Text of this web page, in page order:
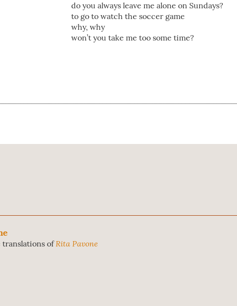
do you always leave me alone on Sundays?
to go to watch the soccer game
why, why
won’t you take me too some time?
translations ofRita Pavone